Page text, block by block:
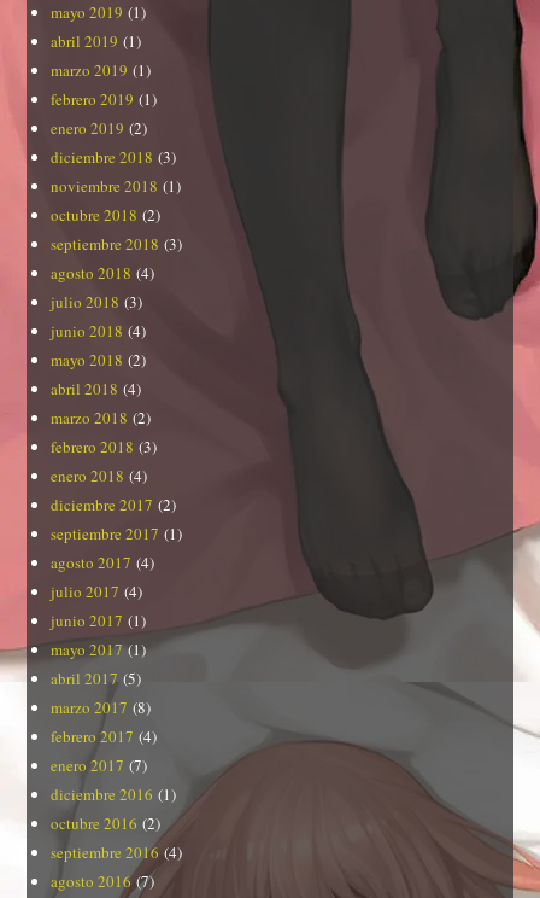
mayo 2019 (1)
abril 2019 (1)
marzo 2019 (1)
febrero 2019 (1)
enero 2019 (2)
diciembre 2018 (3)
noviembre 2018 (1)
octubre 2018 (2)
septiembre 2018 (3)
agosto 2018 (4)
julio 2018 (3)
junio 2018 (4)
mayo 2018 (2)
abril 2018 (4)
marzo 2018 (2)
febrero 2018 (3)
enero 2018 (4)
diciembre 2017 (2)
septiembre 2017 (1)
agosto 2017 (4)
julio 2017 (4)
junio 2017 (1)
mayo 2017(1)
abril 2017 (5)
marzo 2017 (8)
febrero 2017 (4)
enero 2017 (7)
diciembre 2016 (1)
octubre 2016 (2)
septiembre 2016 (4)
agosto 2016(7)